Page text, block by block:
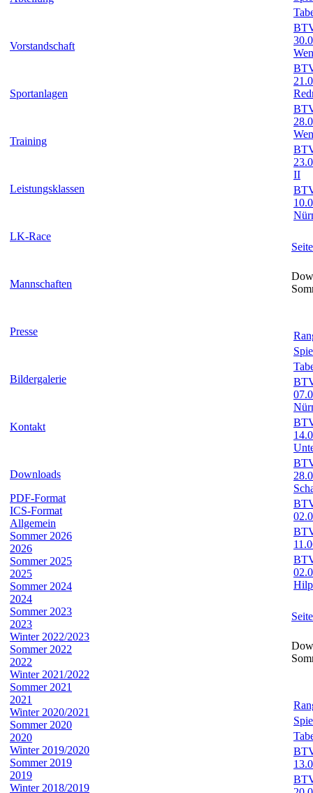
Vorstandschaft
Sportanlagen
Training
Leistungsklassen
LK-Race
Mannschaften
Presse
Bildergalerie
Kontakt
Downloads
PDF-Format
ICS-Format
Allgemein
Sommer 2026
2026
Sommer 2025
2025
Sommer 2024
2024
Sommer 2023
2023
Winter 2022/2023
Sommer 2022
2022
Winter 2021/2022
Sommer 2021
2021
Winter 2020/2021
Sommer 2020
2020
Winter 2019/2020
Sommer 2019
2019
Winter 2018/2019
II